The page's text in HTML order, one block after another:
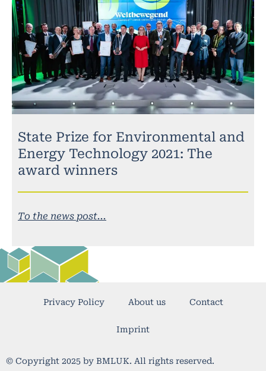
State Prize for Environmental and
Energy Technology 2021: The
award winners
To the news post...
© Copyright 2025 by BMLUK. All rights reserved.
Privacy Policy About us Contact
Imprint